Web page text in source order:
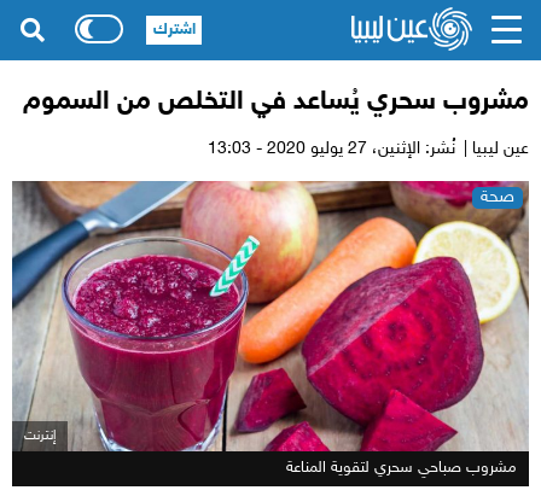
مشروب سحري يُساعد في التخلص من السموم
عين ليبيا | نُشر: الإثنين،
صحة
إنترنت
مشروب صباحي سحري لتقوية المناعة
اشترك